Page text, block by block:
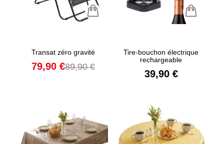
Transat zéro gravité
79,90 €89,90 €
Tire-bouchon électrique
rechargeable
39,90 €